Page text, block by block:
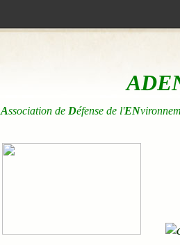
Association de Défense de l'EN